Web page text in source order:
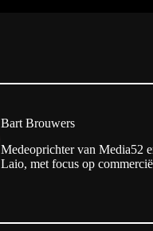
Bart Brouwers
Medeoprichter van Media52
Laio, met focus op